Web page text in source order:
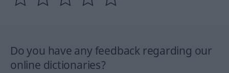
Do you have any feedback regarding our
online dictionaries?